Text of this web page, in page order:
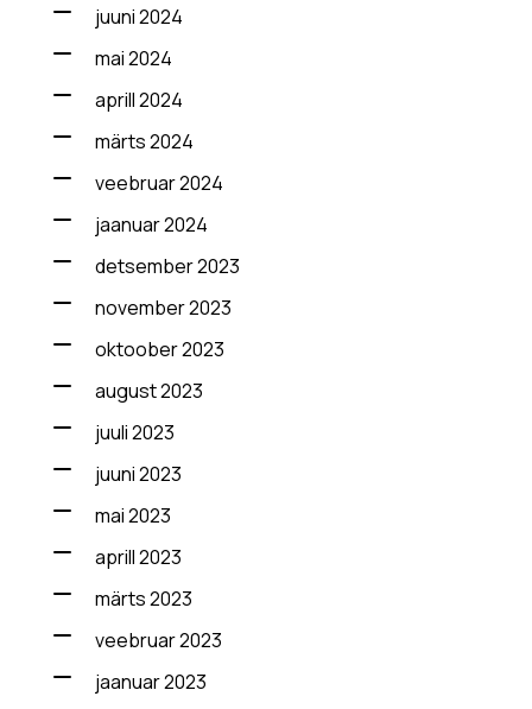
juuni 2024
mai 2024
aprill 2024
märts 2024
veebruar 2024
jaanuar 2024
detsember 2023
november 2023
oktoober 2023
august 2023
juuli 2023
juuni 2023
mai 2023
aprill 2023
märts 2023
veebruar 2023
jaanuar 2023